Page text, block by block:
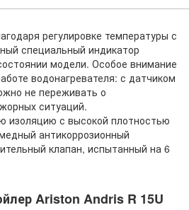
регулировке температуры с
специальный индикатор
модели. Особое внимание
водонагревателя: с датчиком
не переживать о
ситуаций.
изоляцию с высокой плотностью
антикоррозионный
клапан, испытанный на 6
Ariston Andris R 15U